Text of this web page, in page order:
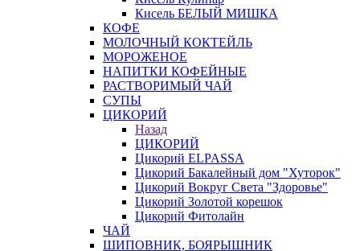
Кисель БЕЛЫЙ МИШКА
КОФЕ
МОЛОЧНЫЙ КОКТЕЙЛЬ
МОРОЖЕНОЕ
НАПИТКИ КОФЕЙНЫЕ
РАСТВОРИМЫЙ ЧАЙ
СУПЫ
ЦИКОРИЙ
Назад
ЦИКОРИЙ
Цикорий ELPASSA
Цикорий Бакалейный дом "Хуторок"
Цикорий Вокруг Света "Здоровье"
Цикорий Золотой корешок
Цикорий Фитолайн
ЧАЙ
ШИПОВНИК, БОЯРЫШНИК